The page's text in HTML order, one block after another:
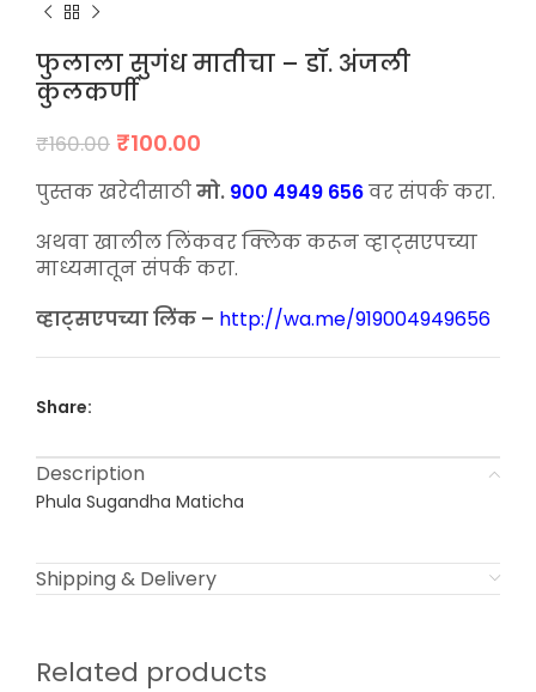
फुलाला सुगंध मातीचा – डॉ. अंजली
कुलकर्णी
₹160.00 Original
was:
₹100.00
is:
पुस्तक खरेदीसाठीमो. 900 4949 656वर संपर्क करा.
अथवा खालील लिंकवर क्लिक करून व्हाट्सएपच्या
माध्यमातून संपर्क करा.
व्हाट्सएपच्या लिंक – http://wa.me/919004949656
Share:
Description
Phula Sugandha Maticha
Shipping & Delivery
Related products